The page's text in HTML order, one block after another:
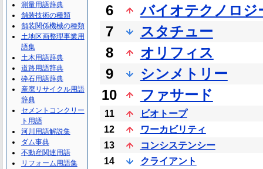
6
バイオテクノロジ
7
スタチュー
8
オリフィス
9
シンメトリー
10
ファサード
11
ビオトープ
12
ワーカビリティ
13
コンシステンシー
14
クライアント
測量用語辞典
舗装技術の種類
舗装関係機械の種類
土地区画整理事業用
語集
土木用語辞典
道路用語辞典
砕石用語辞典
産廃リサイクル用語
辞典
セメントコンクリー
ト用語
河川用語解説集
ダム事典
不動産関連用語
リフォーム用語集